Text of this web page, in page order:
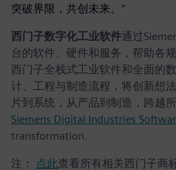
突破界限，共创未来。”
西门子数字化工业软件通过
台的软件、硬件和服务，帮助各
西门子全栈式工业软件和全面的
计、工程与制造流程，将创新想
片到系统，从产品到制造，跨越
Siemens Digital Industries
transformation.
注： 点此查看所有相关西门子商